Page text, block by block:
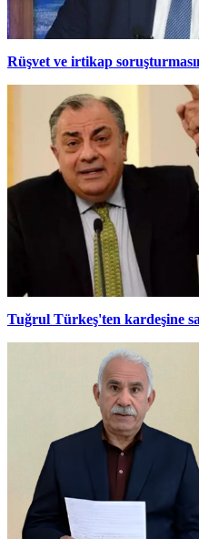
Rüşvet ve irtikap
Tuğrul Türkeş'ten kardeşine